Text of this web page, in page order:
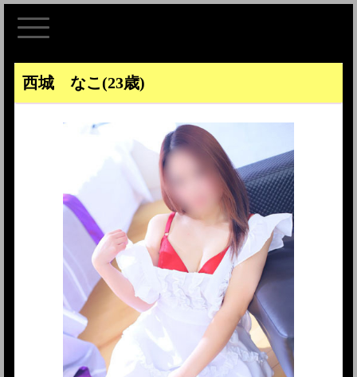
西城 なこ(23歳)